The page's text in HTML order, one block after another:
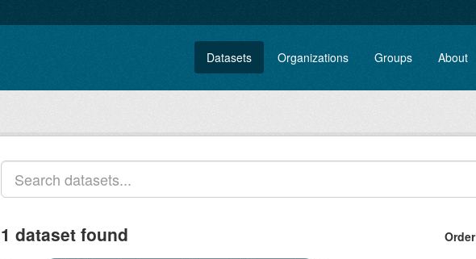
Datasets Organizations Groups About
1 dataset found